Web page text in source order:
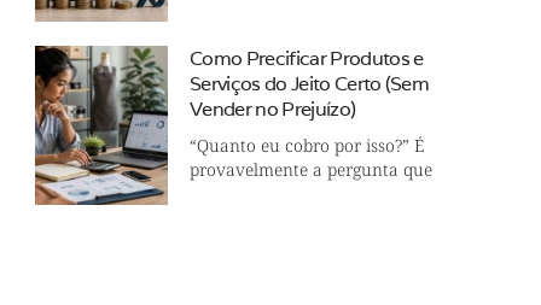
Como Precificar Produtos e
Serviços do Jeito Certo (Sem
Vender no Prejuízo)
“Quanto eu cobro por isso?” É
provavelmente a pergunta que